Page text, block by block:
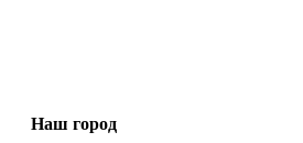
Наш город